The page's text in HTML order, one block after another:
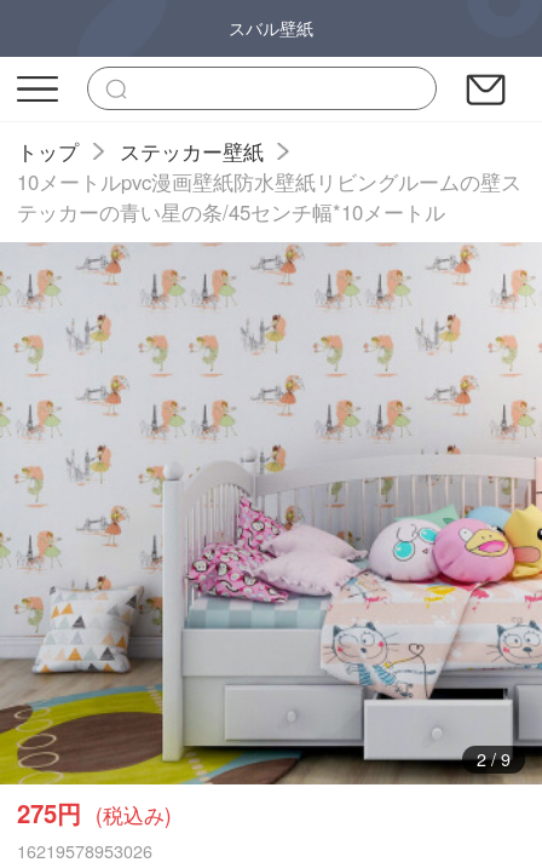
スバル壁紙
トップ
ステッカー壁紙
10メートルpvc漫画壁紙防水壁紙リビングルームの壁ス
テッカーの青い星の条/45センチ幅*10メートル
3/9
275円 (税込み)
16219578953026